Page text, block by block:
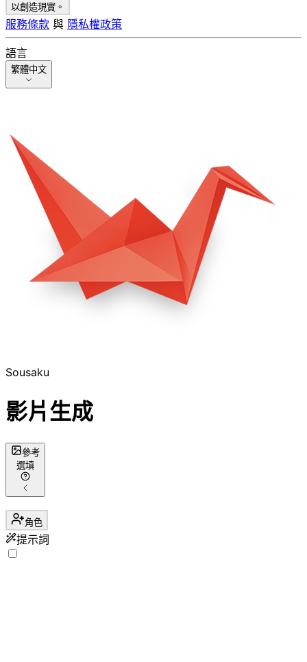
以創造現實。
服務條款 與 隱私權政策
語言
繁體中文
Sousaku
影片生成
參考
選填
角色
提示詞